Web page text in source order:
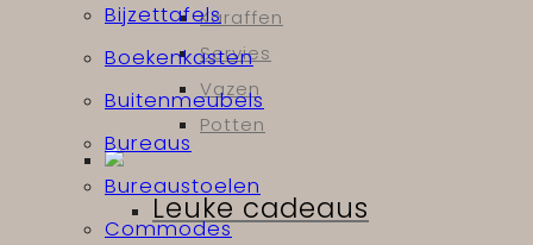
Karaffen
Servies
Vazen
Potten
Leuke cadeaus
Bijzettafels
Boekenkasten
Buitenmeubels
Bureaus
Bureaustoelen
Commodes